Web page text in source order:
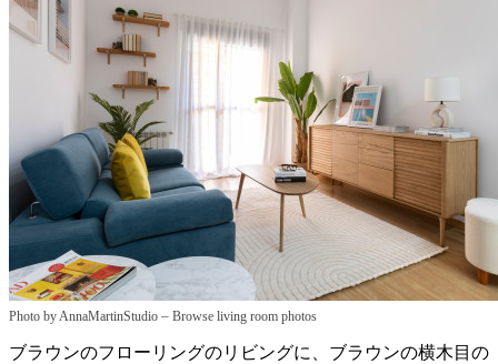
Photo by AnnaMartinStudio – Browse living room photos
ブラウンのフローリングのリビングに、ブラウンの横木目の